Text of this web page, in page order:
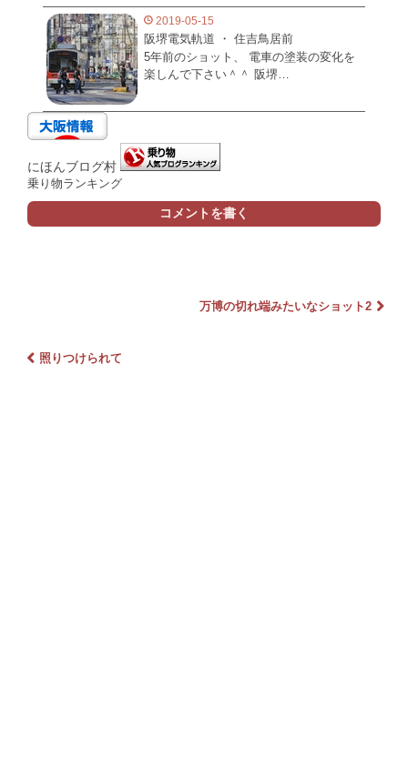
2019-05-15
阪堺電気軌道 ・ 住吉鳥居前
5年前のショット、 電車の塗装の変化を
楽しんで下さい＾＾ 阪堺…
にほんブログ村
乗り物ランキング
コメントを書く
万博の切れ端みたいなショット2
照りつけられて